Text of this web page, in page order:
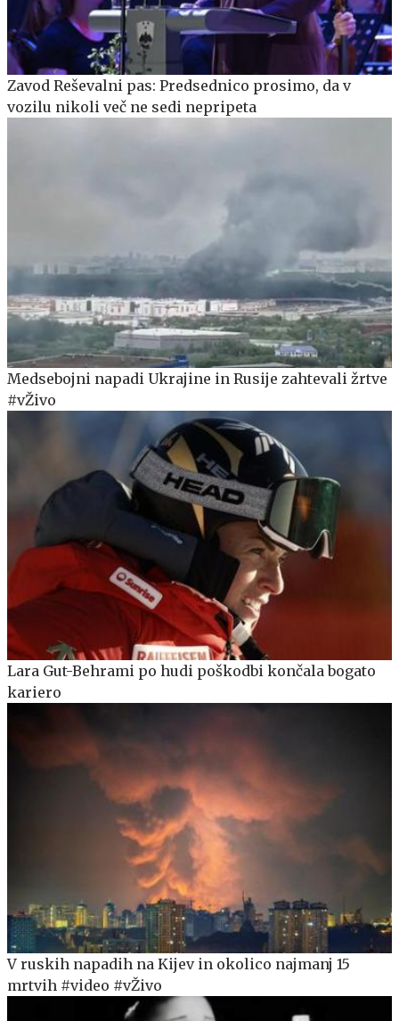
Zavod Reševalni pas: Predsednico prosimo, da v
vozilu nikoli več ne sedi nepripeta
Medsebojni napadi Ukrajine in Rusije zahtevali žrtve
#vŽivo
Lara Gut-Behrami po hudi poškodbi končala bogato
kariero
V ruskih napadih na Kijev in okolico najmanj 15
mrtvih #video #vŽivo